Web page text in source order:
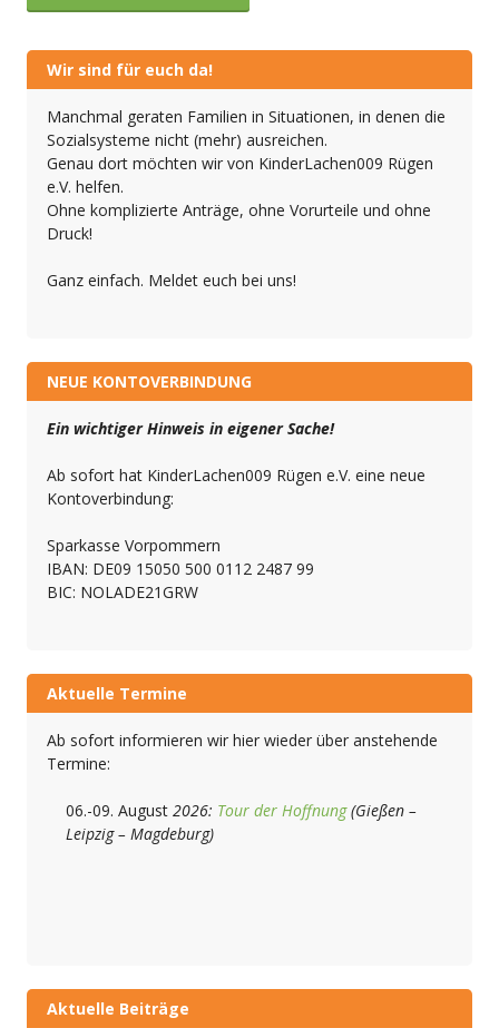
Wir sind für euch da!
Manchmal geraten Familien in Situationen, in denen die
Sozialsysteme nicht (mehr) ausreichen.
Genau dort möchten wir von KinderLachen009 Rügen
e.V. helfen.
Ohne komplizierte Anträge, ohne Vorurteile und ohne
Druck!
Ganz einfach. Meldet euch bei uns!
NEUE KONTOVERBINDUNG
Ein wichtiger Hinweis in eigener Sache!
Ab sofort hat KinderLachen009 Rügen e.V. eine neue
Kontoverbindung:
Sparkasse Vorpommern
IBAN: DE09 15050 500 0112 2487 99
BIC: NOLADE21GRW
Aktuelle Termine
Ab sofort informieren wir hier wieder über anstehende
Termine:
06.-09. August 2026: Tour der Hoffnung(Gießen –
Leipzig – Magdeburg)
Aktuelle Beiträge